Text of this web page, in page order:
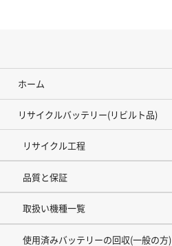
ホーム
リサイクルバッテリー(リビルト品)
リサイクル工程
品質と保証
取扱い機種一覧
使用済みバッテリーの回収(一般の方)